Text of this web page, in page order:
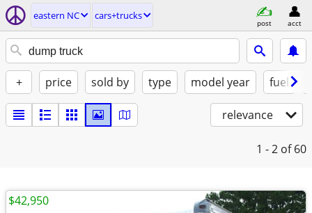
eastern NC cars+trucks
post acct
+ price sold by type model year fuel
relevance
1 - 2 of 60
$42,950